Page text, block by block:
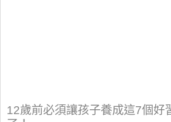
12歲前必須讓孩子養成這7個好